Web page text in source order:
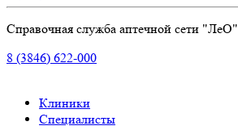
Справочная служба аптечной сети "ЛеО"
8 (3846) 622-000
Клиники
Специалисты